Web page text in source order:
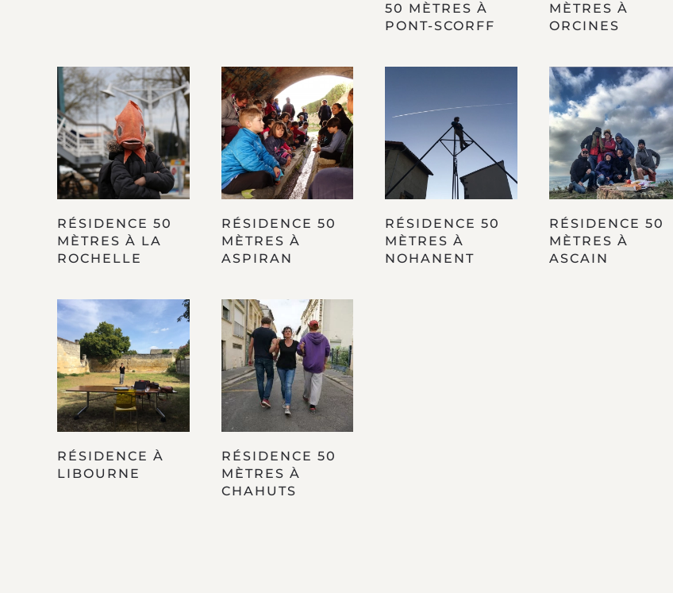
50 MÈTRES À
PONT-SCORFF
MÈTRES À
ORCINES
RÉSIDENCE 50
MÈTRES À LA
ROCHELLE
RÉSIDENCE 50
MÈTRES À
ASPIRAN
RÉSIDENCE 50
MÈTRES À
NOHANENT
RÉSIDENCE 50
MÈTRES À
ASCAIN
RÉSIDENCE À
LIBOURNE
RÉSIDENCE 50
MÈTRES À
CHAHUTS